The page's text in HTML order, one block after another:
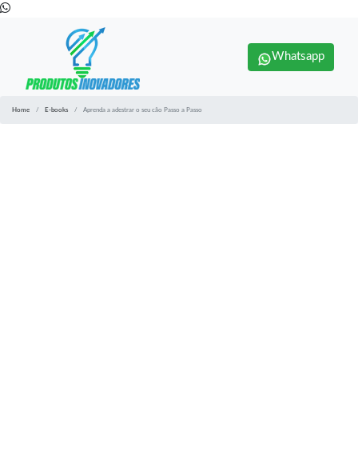
Whatsapp
Home E-books Aprenda a adestrar o seu cão Passo a Passo